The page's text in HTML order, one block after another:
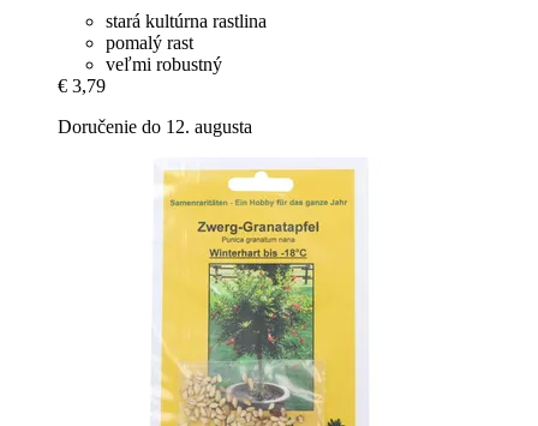
stará kultúrna rastlina
pomalý rast
veľmi robustný
€ 3,79
Doručenie do 12. augusta